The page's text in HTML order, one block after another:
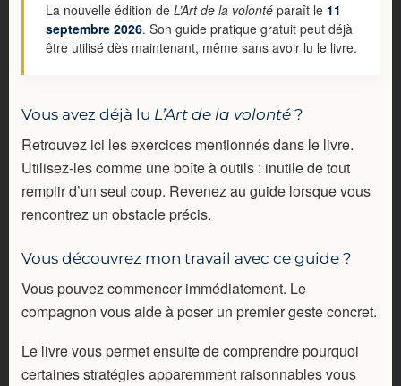
La nouvelle édition de L’Art de la volonté paraît le 11
septembre 2026. Son guide pratique gratuit peut déjà
être utilisé dès maintenant, même sans avoir lu le livre.
Vous avez déjà lu L’Art de la volonté?
Retrouvez ici les exercices mentionnés dans le livre.
Utilisez-les comme une boîte à outils : inutile de tout
remplir d’un seul coup. Revenez au guide lorsque vous
rencontrez un obstacle précis.
Vous découvrez mon travail avec ce guide ?
Vous pouvez commencer immédiatement. Le
compagnon vous aide à poser un premier geste concret.
Le livre vous permet ensuite de comprendre pourquoi
certaines stratégies apparemment raisonnables vous